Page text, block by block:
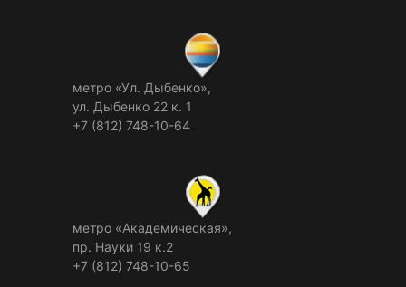
метро «Ул. Дыбенко»,
ул. Дыбенко 22 к. 1
+7 (812) 748-10-64
метро «Академическая»,
пр. Науки 19 к.2
+7 (812) 748-10-65